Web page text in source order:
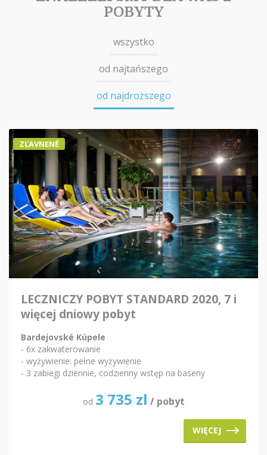
POBYTY
wszystko
od najtańszego
od najdroższego
ZĽAVNENÉ
LECZNICZY POBYT STANDARD 2020, 7 i
więcej dniowy pobyt
Bardejovské Kúpele
- 6x zakwaterowanie
- wyżywienie: pełne wyżywienie
- 3 zabiegi dziennie, codzienny wstęp na baseny
od 3 735 zl / pobyt
WIĘCEJ